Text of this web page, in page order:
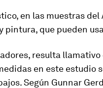
en las muestras
pintura, que pueden
resulta
en este estudio
Según Gunnar